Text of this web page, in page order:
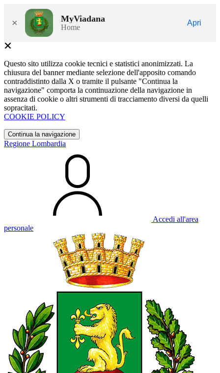
× MyViadana
Home
Apri
Questo sito utilizza cookie tecnici e statistici anonimizzati. La
chiusura del banner mediante selezione dell'apposito comando
contraddistinto dalla X o tramite il pulsante "Continua la
navigazione" comporta la continuazione della navigazione in
assenza di cookie o altri strumenti di tracciamento diversi da quelli
sopracitati.
COOKIE POLICY
Continua la navigazione
Regione Lombardia
Accedi all'area
personale